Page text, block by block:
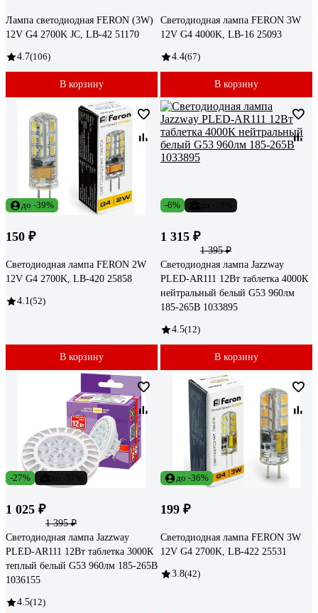
Лампа светодиодная FERON (3W)
12V G4 2700K JC, LB-42 51170
4.7(106)
В корзину
Светодиодная лампа FERON 3W
12V G4 4000K, LB-16 25093
4.4(67)
В корзину
до -39%
150 ₽
Светодиодная лампа FERON 2W
12V G4 2700K, LB-420 25858
4.1 (52)
В корзину
-6%
1 315 ₽
1 395 ₽
Светодиодная лампа Jazzway
PLED-AR111 12Вт таблетка 4000К
нейтральный белый G53 960лм
185-265В 1033895
4.5(12)
В корзину
-27%
1 025 ₽
1 395 ₽
Светодиодная лампа Jazzway
PLED-AR111 12Вт таблетка 3000К
теплый белый G53 960лм 185-265В
1036155
4.5(12)
до -36%
199 ₽
Светодиодная лампа FERON 3W
12V G4 2700K, LB-422 25531
3.8(42)